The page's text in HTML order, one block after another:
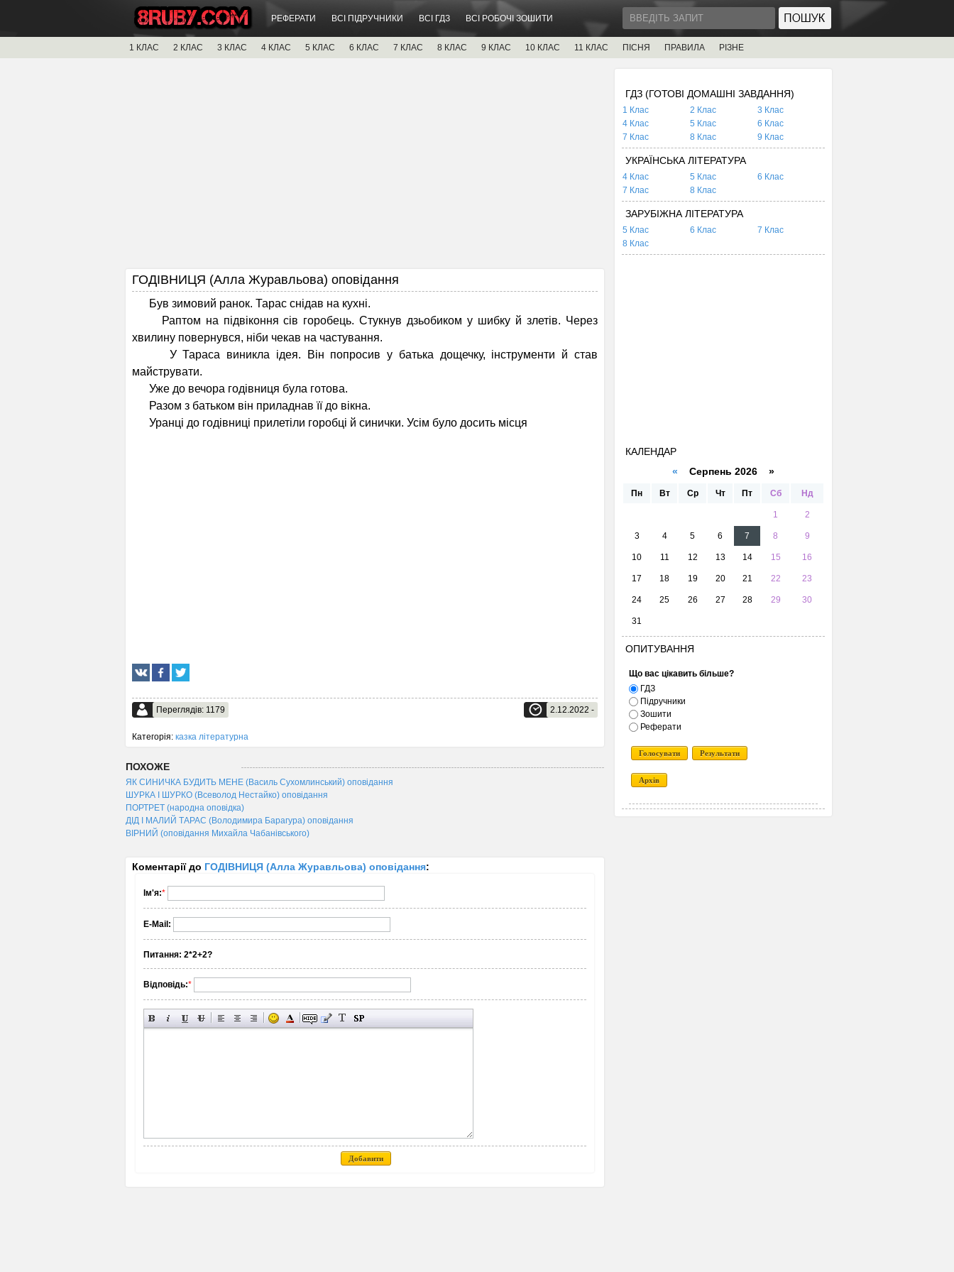
РЕФЕРАТИ ВСІ ПІДРУЧНИКИ ВСІ ГДЗ ВСІ РОБОЧІ ЗОШИТИ
1 КЛАС 2 КЛАС 3 КЛАС 4 КЛАС 5 КЛАС 6 КЛАС 7 КЛАС 8 КЛАС 9 КЛАС 10 КЛАС 11 КЛАС ПІСНЯ ПРАВИЛА РІЗНЕ
ГОДІВНИЦЯ (Алла Журавльова) оповідання
Був зимовий ранок. Тарас снідав на кухні.
Раптом на підвіконня сів горобець. Стукнув дзьобиком у шибку й злетів. Через
хвилину повернувся, ніби чекав на частування.
У Тараса виникла ідея. Він попросив у батька дощечку, інструменти й став
майструвати.
Уже до вечора годівниця була готова.
Разом з батьком він приладнав її до вікна.
Уранці до годівниці прилетіли горобці й синички. Усім було досить місця
Переглядів: 1179 2.12.2022 -
Категорія: казка літературна
ПОХОЖЕ
ЯК СИНИЧКА БУДИТЬ МЕНЕ (Василь Сухомлинський) оповідання
ШУРКА I ШУРКО (Всеволод Нестайко) оповідання
ПОРТРЕТ (народна оповідка)
ДІД І МАЛИЙ ТАРАС (Володимира Барагура) оповідання
ВІРНИЙ (оповідання Михайла Чабанівського)
Коментарії до ГОДІВНИЦЯ (Алла Журавльова) оповідання:
Ім'я:*
E-Mail:
Питання: 2*2+2?
Відповідь:*
Добавити
ГДЗ (ГОТОВІ ДОМАШНІ ЗАВДАННЯ)
1 Клас 2 Клас
3 Клас
4 Клас
5 Клас
6 Клас
7 Клас
8 Клас 9 Клас
УКРАЇНСЬКА ЛІТЕРАТУРА
4 Клас 5 Клас
6 Клас
7 Клас
8 Клас
ЗАРУБІЖНА ЛІТЕРАТУРА
5 Клас 6 Клас
7 Клас
8 Клас
КАЛЕНДАР
« Серпень 2026 »
Пн Вт Ср Чт Пт Сб Нд
1 2
3 4 5 6 7 8 9
10 11 12 13 14 15 16
17 18 19 20 21 22 23
24 25 26 27 28 29 30
31
ОПИТУВАННЯ
Що вас цікавить більше?
ГДЗ
Підручники
Зошити
Реферати
Голосувати Результати
Архів